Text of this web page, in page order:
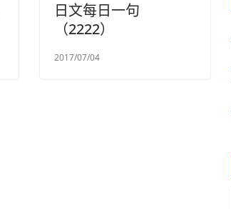
日文每日一句
（2222）
2017/07/04